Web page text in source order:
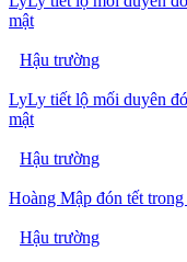
mật
Hậu trường
LyLy tiết lộ mối duyên
mật
Hậu trường
Hoàng Mập đón tết
Hậu trường